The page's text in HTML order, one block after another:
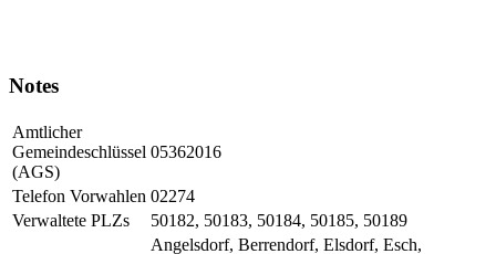
Notes
Amtlicher
Gemeindeschlüssel
(AGS)
05362016
Telefon Vorwahlen 02274
Verwaltete PLZs
50182, 50183, 50184, 50185, 50189
Angelsdorf, Berrendorf, Elsdorf, Esch,